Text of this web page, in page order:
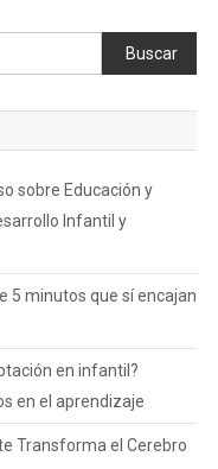
Buscar
sobre Educación y
Infantil y
5 minutos que sí encajan
en infantil?
en el aprendizaje
Transforma el Cerebro